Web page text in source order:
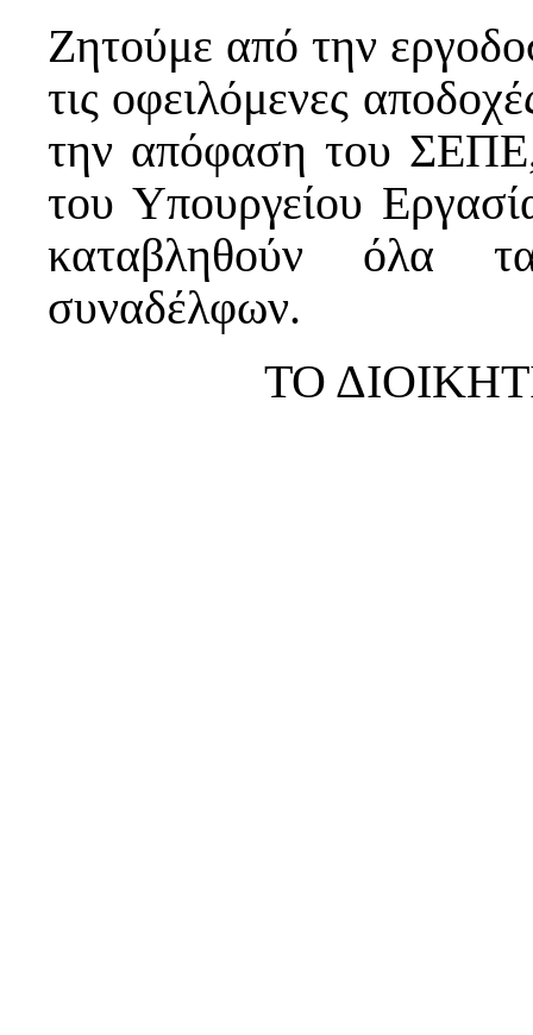
Ζητούμε από την
τις οφειλόμενες
την απόφαση του
του Υπουργείου
καταβληθούν όλα
συναδέλφων.
ΤΟ